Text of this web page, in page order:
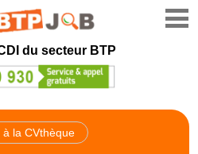
du secteur BTP
à la CVthèque